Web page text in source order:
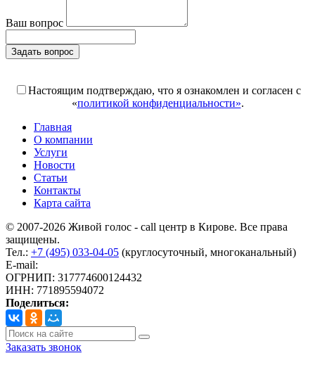
Ваш вопрос
Задать вопрос
Настоящим подтверждаю, что я ознакомлен и согласен с
«политикой конфиденциальности».
Главная
О компании
Услуги
Новости
Статьи
Контакты
Карта сайта
© 2007-2026 Живой голос - call центр в Кирове. Все права
защищены.
Тел.: +7 (495) 033-04-05 (круглосуточный, многоканальный)
E-mail:
ОГРНИП: 317774600124432
ИНН: 771895594072
Поделиться:
Заказать звонок